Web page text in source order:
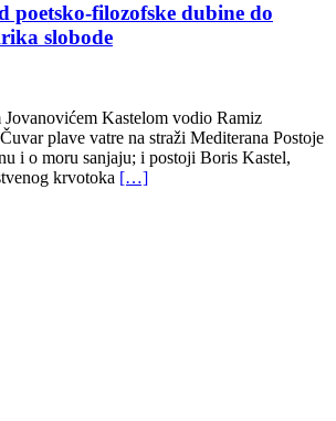
poetsko-filozofske dubine do
slobode
Kastelom vodio Ramiz
plave vatre na straži Mediterana Postoje
i o moru sanjaju; i postoji Boris Kastel,
krvotoka […]